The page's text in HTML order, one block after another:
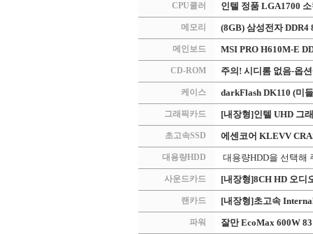
CPU쿨러 인텔 정품 LGA1700
메모리 (8GB) 삼성전자 DDR4
메인보드 MSI PRO H610M-E
CD-ROM 주의! 시디롬 없음-옵
케이스 darkFlash DK110 (미
그래픽카드 [내장형]인텔 UHD 그
초고속SSD 에센코어 KLEVV
대용량HDD 대용량HDD을 선택해
사운드카드 [내장형]8CH HD 오디
랜카드 [내장형]초고속
파워 잘만 EcoMax 600W